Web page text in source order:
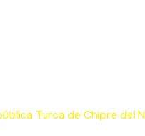
Turca de Chipre del